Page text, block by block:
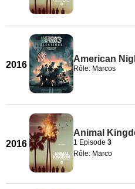
2016
American
Rôle: Marcos
2016
Animal
1 Episode 3
Rôle: Marco